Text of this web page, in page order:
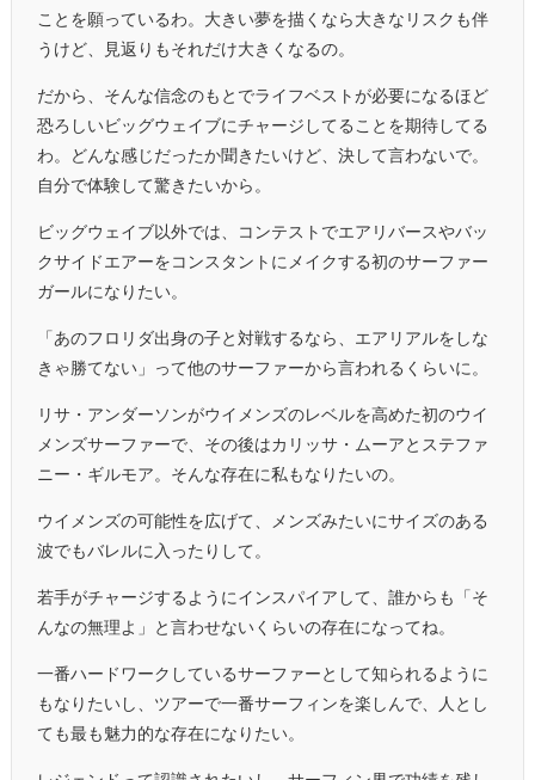
ことを願っているわ。大きい夢を描くなら大きなリスクも伴
うけど、見返りもそれだけ大きくなるの。
だから、そんな信念のもとでライフベストが必要になるほど
恐ろしいビッグウェイブにチャージしてることを期待してる
わ。どんな感じだったか聞きたいけど、決して言わないで。
自分で体験して驚きたいから。
ビッグウェイブ以外では、コンテストでエアリバースやバッ
クサイドエアーをコンスタントにメイクする初のサーファー
ガールになりたい。
「あのフロリダ出身の子と対戦するなら、エアリアルをしな
きゃ勝てない」って他のサーファーから言われるくらいに。
リサ・アンダーソンがウイメンズのレベルを高めた初のウイ
メンズサーファーで、その後はカリッサ・ムーアとステファ
ニー・ギルモア。そんな存在に私もなりたいの。
ウイメンズの可能性を広げて、メンズみたいにサイズのある
波でもバレルに入ったりして。
若手がチャージするようにインスパイアして、誰からも「そ
んなの無理よ」と言わせないくらいの存在になってね。
一番ハードワークしているサーファーとして知られるように
もなりたいし、ツアーで一番サーフィンを楽しんで、人とし
ても最も魅力的な存在になりたい。